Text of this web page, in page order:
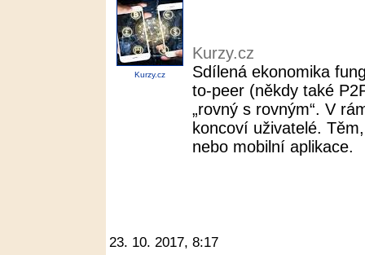
Kurzy.cz
Kurzy.cz
Sdílená ekonomika
to-peer (někdy také
„rovný s rovným“. V
koncoví uživatelé.
nebo mobilní aplikace.
23. 10. 2017, 8:17